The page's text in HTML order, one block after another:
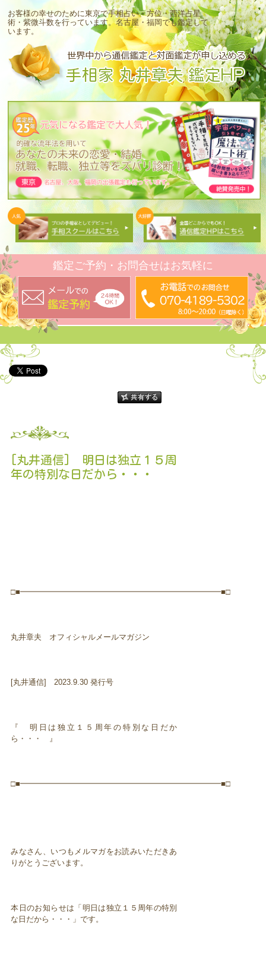
お客様の幸せのために東京で手相占い・方位・西洋占星
術・紫微斗数を行っています。名古屋・福岡でも鑑定して
います。
鑑定ご予約・お問合せはお気軽に
[丸井通信] 明日は独立１５周
年の特別な日だから・・・
□■━━━━━━━━━━━━━━━━━━━━━━━━━━■□
丸井章夫 オフィシャルメールマガジン
[丸井通信] 2023.9.30 発行号
『 明日は独立１５周年の特別な日だか
ら・・・ 』
□■━━━━━━━━━━━━━━━━━━━━━━━━━━■□
みなさん、いつもメルマガをお読みいただきあ
りがとうございます。
本日のお知らせは「明日は独立１５周年の特別
な日だから・・・」です。